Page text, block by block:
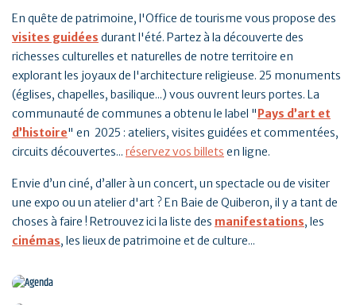
En quête de patrimoine, l'Office de tourisme vous propose des
visites guidées durant l'été. Partez à la découverte des
richesses culturelles et naturelles de notre territoire en
explorant les joyaux de l'architecture religieuse. 25 monuments
(églises, chapelles, basilique...) vous ouvrent leurs portes. La
communauté de communes a obtenu le label "Pays d’art et
d’histoire" en 2025 : ateliers, visites guidées et commentées,
circuits découvertes... réservez vos billets en ligne.
Envie d’un ciné, d’aller à un concert, un spectacle ou de visiter
une expo ou un atelier d'art ? En Baie de Quiberon, il y a tant de
choses à faire ! Retrouvez ici la liste des manifestations, les
cinémas, les lieux de patrimoine et de culture...